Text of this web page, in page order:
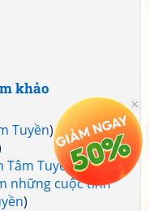
khảo
Tuyền)
Tâm Tuyền)
những cuộc tình
)